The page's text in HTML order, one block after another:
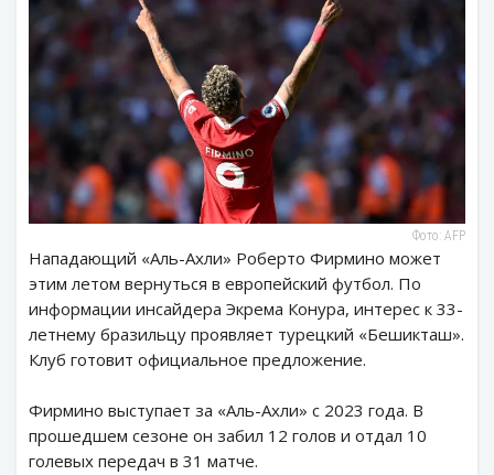
Фото: AFP
Нападающий «Аль-Ахли» Роберто Фирмино может
этим летом вернуться в европейский футбол. По
информации инсайдера Экрема Конура, интерес к 33-
летнему бразильцу проявляет турецкий «Бешикташ».
Клуб готовит официальное предложение.
Фирмино выступает за «Аль-Ахли» с 2023 года. В
прошедшем сезоне он забил 12 голов и отдал 10
голевых передач в 31 матче.